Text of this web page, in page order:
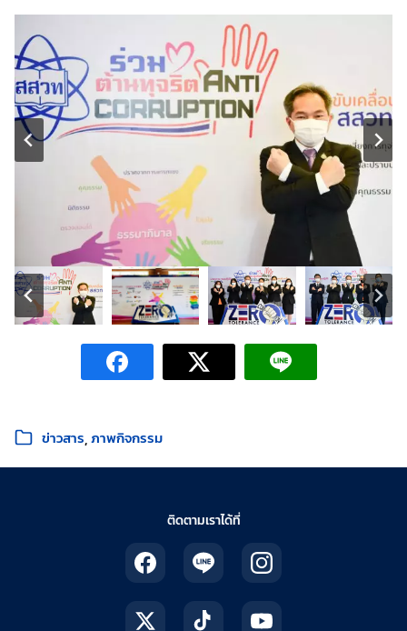
หมวดหมู่:
ข่าวสาร ภาพกิจกรรม
ติดตามเราได้ที่